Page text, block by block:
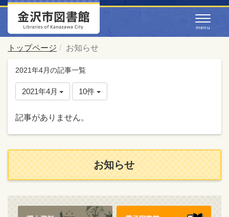
トップページ お知らせ
2021年4月の記事一覧
2021年4月 10件
記事がありません。
お知らせ